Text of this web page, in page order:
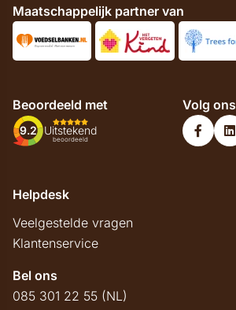
Maatschappelijk partner van
Beoordeeld met
9.2 Uitstekend
beoordeeld
Volg ons
Helpdesk
Veelgestelde vragen
Klantenservice
Bel ons
085 301 22 55 (NL)